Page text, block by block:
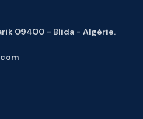
09400 - Blida - Algérie.